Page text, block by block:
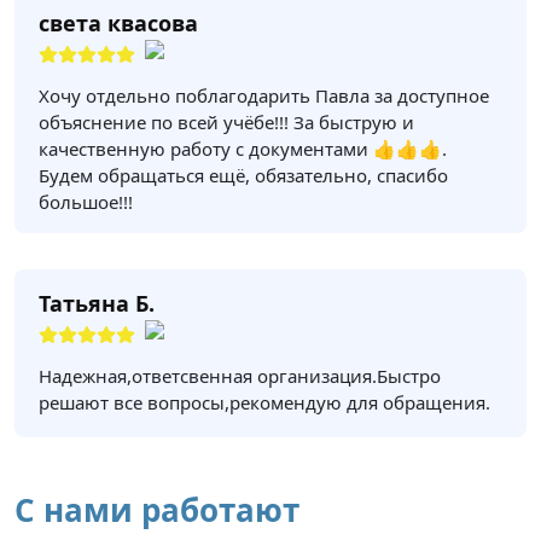
света квасова
Хочу отдельно поблагодарить Павла за доступное
объяснение по всей учёбе!!! За быструю и
качественную работу с документами 👍👍👍.
Будем обращаться ещё, обязательно, спасибо
большое!!!
Татьяна Б.
Надежная,ответсвенная организация.Быстро
решают все вопросы,рекомендую для обращения.
С нами работают